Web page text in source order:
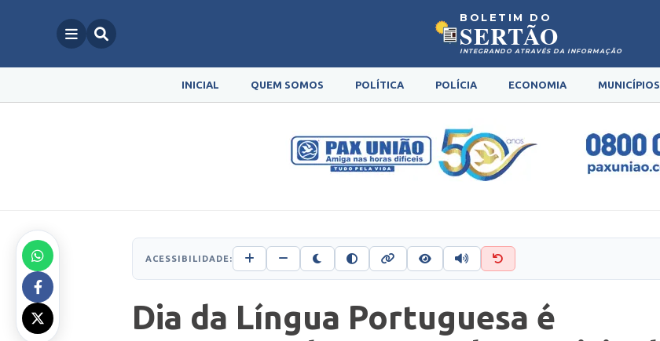
BOLETIM DO
SERTÃO
INTEGRANDO ATRAVÉS DA INFORMAÇÃO
INICIAL QUEM SOMOS POLÍTICA POLÍCIA ECONOMIA MUNICÍPIOS
ACESSIBILIDADE:
Dia da Língua Portuguesa é